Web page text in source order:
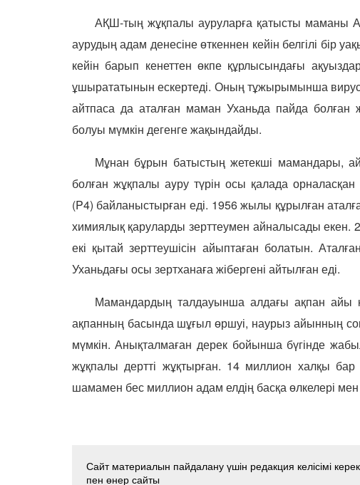
АҚШ-тың жұқпалы ауруларға қатысты маманы
аурудың адам денесіне өткеннен кейін белгілі бір
кейін барып кенеттен өкпе құрлысындағы
ұшырататынын ескертеді. Оның тұжырымынша
айтпаса да аталған маман Уханьда пайда болған
болуы мүмкін дегенге жақындайды.
Мұнан бұрын батыстың жетекші мамандары,
болған жұқпалы аyру түрін осы қалада
(P4) байланыстырған еді. 1956 жылы құрылған
химиялық қаруларды зерттеумен айналысады екен.
екі қытай зерттеушісін айыптаған болатын.
Уханьдағы осы зертханаға жібергені айтылған еді.
Мамандардың талдауынша алдағы ақпан айы
ақпанның басында шұғыл өршуі, наурыз айынның
мүмкін. Анықталмаған дерек бойынша бүгінде
жұқпалы дертті жұқтырған. 14 миллион халқы
шамамен бес миллион адам елдің басқа өлкелері мен
Сайт материалын пайдалану үшін редакция келісімі
пен өнер сайты